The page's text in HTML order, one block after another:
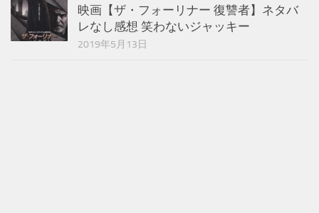
映画【ザ・フォーリナー 復讐者】ネタバ
レなし感想 笑わないジャッキー
2019年5月13日